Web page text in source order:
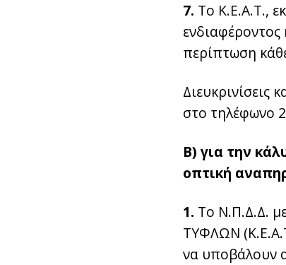
7. Το Κ.Ε.Α.Τ.,
περίπτωση
στο τηλέφωνο
Β) για την
οπτική
1. Το Ν.Π.Δ.Δ.
ΤΥΦΛΩΝ
να υποβάλουν